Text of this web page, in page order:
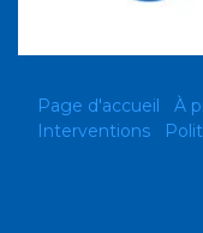
Page d'accueil À
Interventions